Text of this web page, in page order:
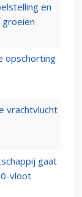
en
opschorting
vrachtvlucht
gaat
vloot